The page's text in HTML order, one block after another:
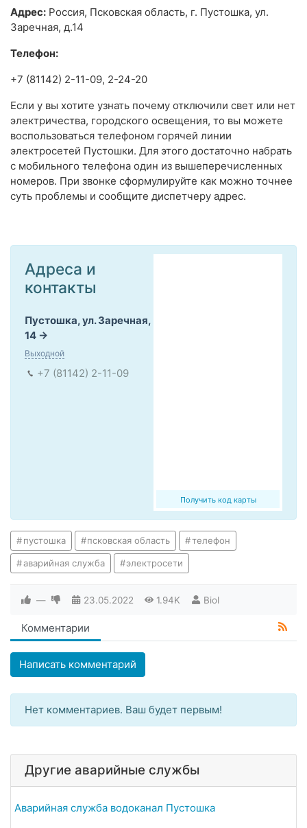
Адрес: Россия, Псковская область, г. Пустошка, ул.
Заречная, д.14
Телефон:
+7 (81142) 2-11-09, 2-24-20
Если у вы хотите узнать почему отключили свет или нет
электричества, городского освещения, то вы можете
воспользоваться телефоном горячей линии
электросетей Пустошки. Для этого достаточно набрать
с мобильного телефона один из вышеперечисленных
номеров. При звонке сформулируйте как можно точнее
суть проблемы и сообщите диспетчеру адрес.
Получить код карты
Адреса и
контакты
Пустошка, ул. Заречная,
14
Выходной
+7 (81142) 2-11-09
пустошка псковская область телефон
аварийная служба электросети
— 23.05.2022 1.94K Biol
Комментарии
Написать комментарий
Нет комментариев. Ваш будет первым!
Другие аварийные службы
Аварийная служба водоканал Пустошка